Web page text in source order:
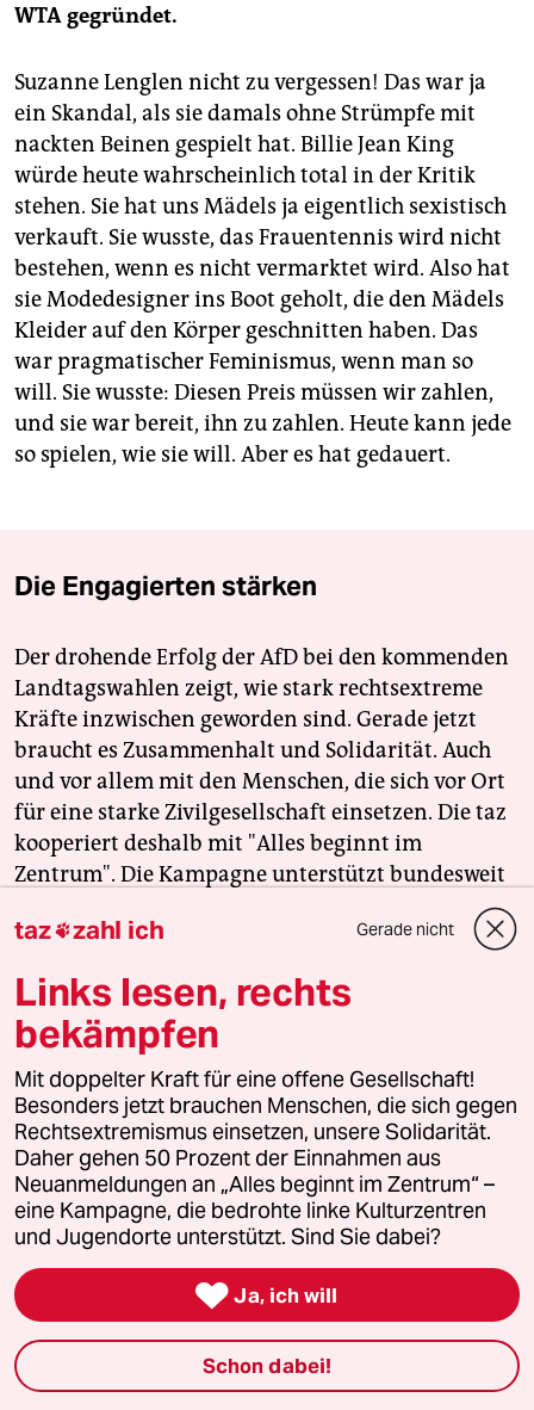
WTA gegründet.
Suzanne Lenglen nicht zu vergessen! Das war ja
ein Skandal, als sie damals ohne Strümpfe mit
nackten Beinen gespielt hat. Billie Jean King
würde heute wahrscheinlich total in der Kritik
stehen. Sie hat uns Mädels ja eigentlich sexistisch
verkauft. Sie wusste, das Frauentennis wird nicht
bestehen, wenn es nicht vermarktet wird. Also hat
sie Modedesigner ins Boot geholt, die den Mädels
Kleider auf den Körper geschnitten haben. Das
war pragmatischer Feminismus, wenn man so
will. Sie wusste: Diesen Preis müssen wir zahlen,
und sie war bereit, ihn zu zahlen. Heute kann jede
so spielen, wie sie will. Aber es hat gedauert.
Die Engagierten stärken
Der drohende Erfolg der AfD bei den kommenden
Landtagswahlen zeigt, wie stark rechtsextreme
Kräfte inzwischen geworden sind. Gerade jetzt
braucht es Zusammenhalt und Solidarität. Auch
und vor allem mit den Menschen, die sich vor Ort
für eine starke Zivilgesellschaft einsetzen. Die taz
kooperiert deshalb mit "Alles beginnt im
Zentrum". Die Kampagne unterstützt bundesweit
solidarischen Fonds für deren Schutz und Erhalt
zugänglichen Journalismus – und
zivilgesellschaftliches Engagement. Finden Sie
auch? Dann machen Sie mit und unterstützen Sie
unsere Aktion.
Jetzt unterstützen
Themen
#Tennis #Literatur #Feminismus
#Migration
#Popkultur
taz zahl ich Gerade nicht
Links lesen, rechts
bekämpfen
Mit doppelter Kraft für eine offene Gesellschaft!
Besonders jetzt brauchen Menschen, die sich gegen
Rechtsextremismus einsetzen, unsere Solidarität.
Daher gehen 50 Prozent der Einnahmen aus
Neuanmeldungen an „Alles beginnt im Zentrum“ –
eine Kampagne, die bedrohte linke Kulturzentren
und Jugendorte unterstützt. Sind Sie dabei?
 Ja, ich will
Schon dabei!